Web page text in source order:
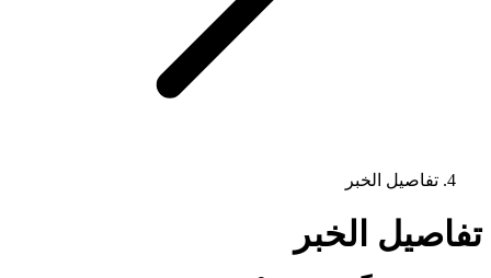
تفاصيل الخبر
تفاصيل الخبر